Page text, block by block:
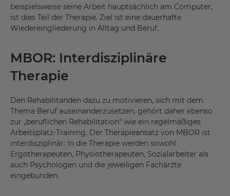
beispielsweise seine Arbeit hauptsächlich am Computer,
ist dies Teil der Therapie. Ziel ist eine dauerhafte
Wiedereingliederung in Alltag und Beruf.
MBOR: Interdisziplinäre
Therapie
Den Rehabilitanden dazu zu motivieren, sich mit dem
Thema Beruf auseinanderzusetzen, gehört daher ebenso
zur „beruflichen Rehabilitation“ wie ein regelmäßiges
Arbeitsplatz-Training. Der Therapieansatz von MBOR ist
interdisziplinär: In die Therapie werden sowohl
Ergotherapeuten, Physiotherapeuten, Sozialarbeiter als
auch Psychologen und die jeweiligen Fachärzte
eingebunden.